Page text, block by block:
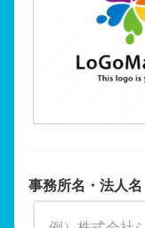
事務所名・法人名